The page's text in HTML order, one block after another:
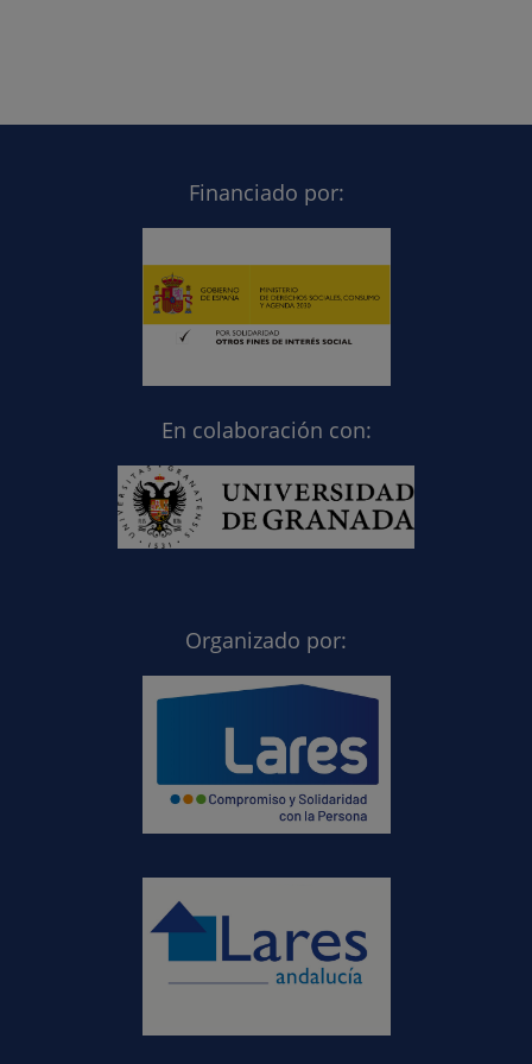
Financiado por:
En colaboración con:
Organizado por: